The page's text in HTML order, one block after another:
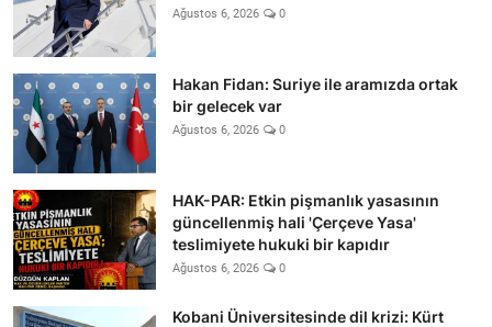
Ağustos 6, 2026 0
Hakan Fidan: Suriye ile aramızda ortak
bir gelecek var
Ağustos 6, 2026 0
HAK-PAR: Etkin pişmanlık yasasının
güncellenmiş hali 'Çerçeve Yasa'
teslimiyete hukuki bir kapıdır
Ağustos 6, 2026 0
Kobani Üniversitesinde dil krizi: Kürt